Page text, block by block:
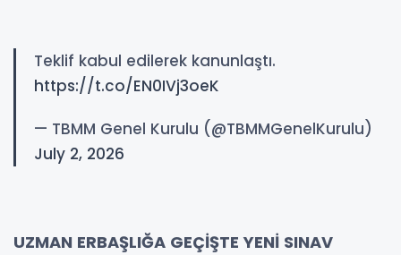
Teklif kabul edilerek kanunlaştı.
https://t.co/EN0IVj3oeK
— TBMM Genel Kurulu (@TBMMGenelKurulu)
July 2, 2026
UZMAN ERBAŞLIĞA GEÇİŞTE YENİ SINAV